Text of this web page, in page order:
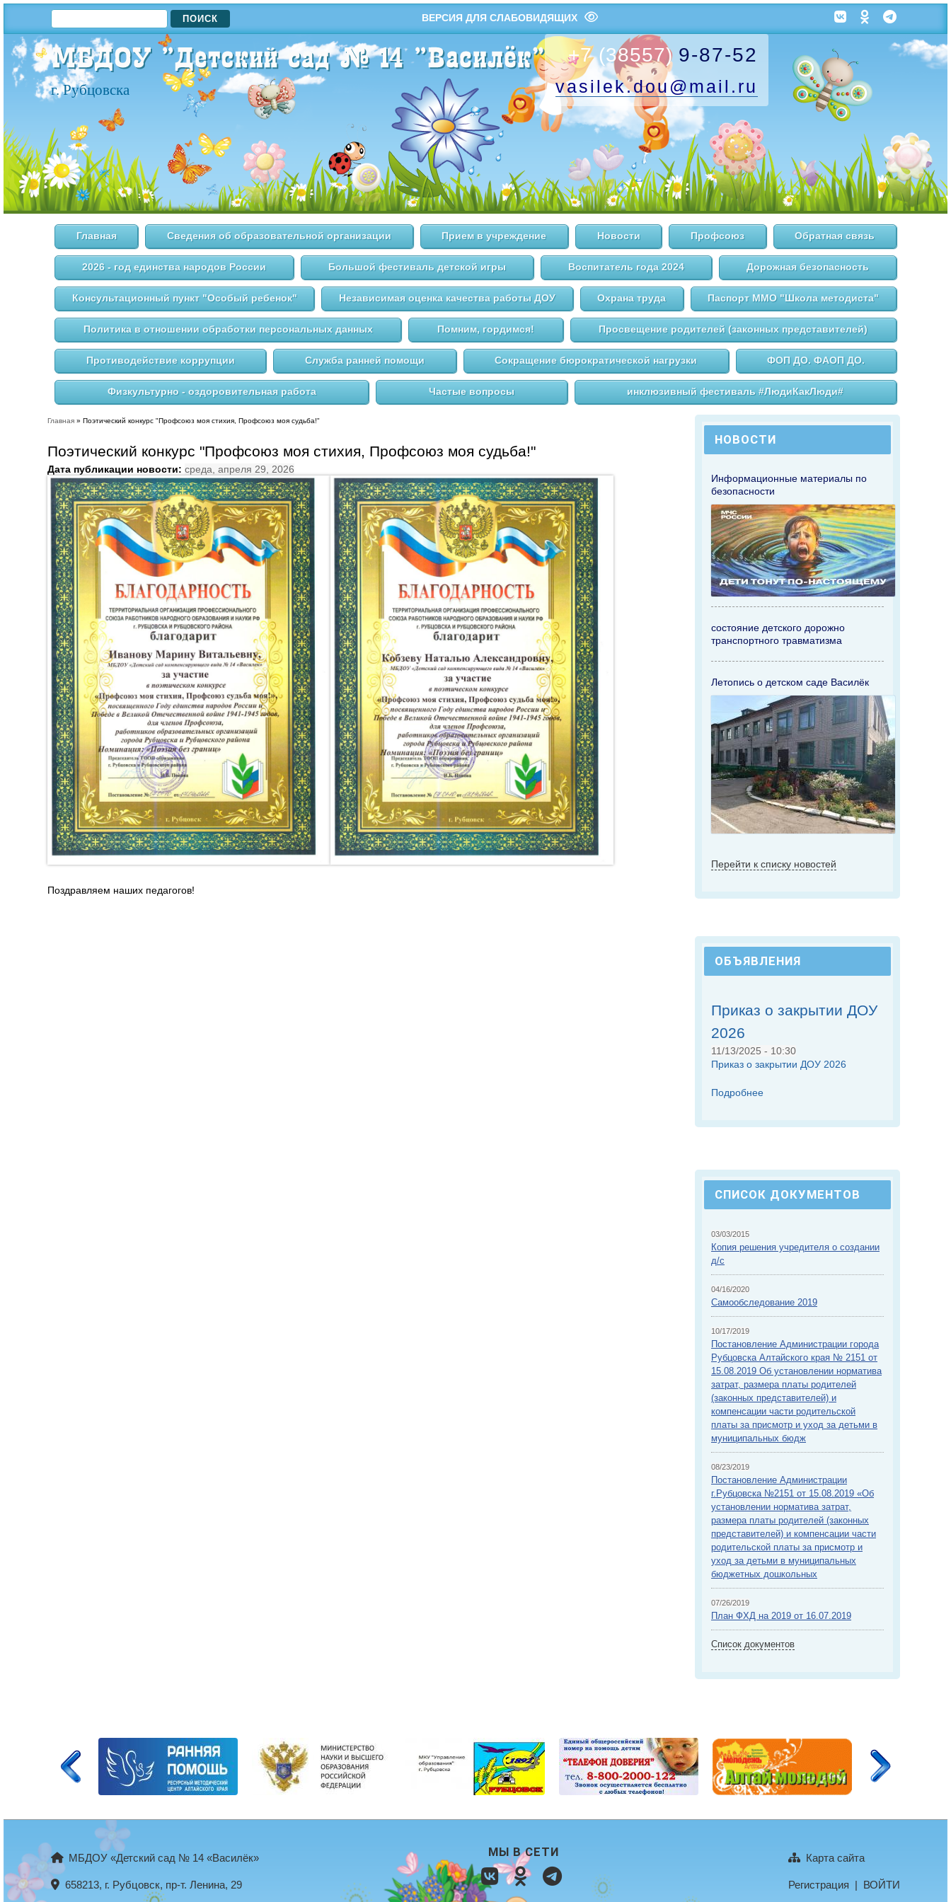
ФОРМА ПОИСКА
ВЕРСИЯ ДЛЯ СЛАБОВИДЯЩИХ
г. Рубцовска
+7 (38557) 9-87-52
vasilek.dou @mail.ru
Главная Сведения об образовательной организации Прием в учреждение Новости Профсоюз Обратная связь
2026 - год единства народов России Большой фестиваль детской игры Воспитатель года 2024 Дорожная безопасность
Консультационный пункт "Особый ребенок" Независимая оценка качества работы ДОУ Охрана труда Паспорт ММО "Школа методиста"
Политика в отношении обработки персональных данных Помним, гордимся! Просвещение родителей (законных представителей)
Противодействие коррупции Служба ранней помощи Сокращение бюрократической нагрузки ФОП ДО. ФАОП ДО.
Физкультурно - оздоровительная работа Частые вопросы инклюзивный фестиваль #ЛюдиКакЛюди#
НОВОСТИ
Информационные материалы по
безопасности
состояние детского дорожно
транспортного травматизма
Летопись о детском саде Василёк
Перейти к списку новостей
ОБЪЯВЛЕНИЯ
Приказ о закрытии ДОУ
2026
11/13/2025 - 10:30
Приказ о закрытии ДОУ 2026
Подробнее
СПИСОК ДОКУМЕНТОВ
03/03/2015
Копия решения учредителя о создании
д/с
04/16/2020
Самообследование 2019
10/17/2019
Постановление Администрации города
Рубцовска Алтайского края № 2151 от
15.08.2019 Об установлении норматива
затрат, размера платы родителей
(законных представителей) и
компенсации части родительской
платы за присмотр и уход за детьми в
муниципальных бюдж
08/23/2019
Постановление Администрации
г.Рубцовска №2151 от 15.08.2019 «Об
установлении норматива затрат,
размера платы родителей (законных
представителей) и компенсации части
родительской платы за присмотр и
уход за детьми в муниципальных
бюджетных дошкольных
07/26/2019
План ФХД на 2019 от 16.07.2019
Список документов
Главная » Поэтический конкурс "Профсоюз моя стихия, Профсоюз моя судьба!"
Поэтический конкурс "Профсоюз моя стихия, Профсоюз моя судьба!"
Дата публикации новости: среда, апреля 29, 2026
Поздравляем наших педагогов!
МБДОУ «Детский сад № 14 «Василёк»
658213, г. Рубцовск, пр-т. Ленина, 29
МЫ В СЕТИ Карта сайта
Регистрация | ВОЙТИ